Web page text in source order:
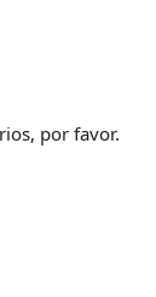
por favor.